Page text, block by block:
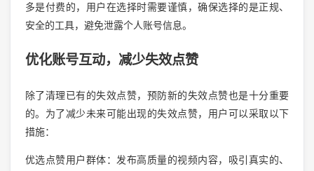
多是付费的，用户在选择时需要谨慎，确保选择的是正规、
安全的工具，避免泄露个人账号信息。
优化账号互动，减少失效点赞
除了清理已有的失效点赞，预防新的失效点赞也是十分重要
的。为了减少未来可能出现的失效点赞，用户可以采取以下
措施：
优选点赞用户群体：发布高质量的视频内容，吸引真实的、